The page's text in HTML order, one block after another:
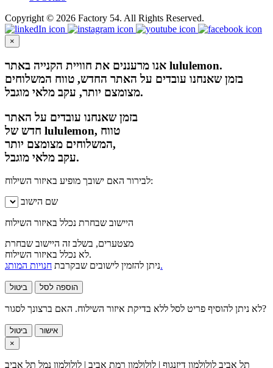
Copyright © 2026 Factory 54. All Rights Reserved.
×
אנו מרעננים את חוויית הקנייה באתר lululemon.
בזמן שאנחנו עובדים על האתר החדש, טווח המשלוחים
מצומצם יותר, עקב מלאי מוגבל.
בזמן שאנחנו עובדים על האתר
חדש של lululemon, טווח
המשלוחים מצומצם יותר,
עקב מלאי מוגבל.
לבירור האם ישובך מופיע באיזור השילוח:
שם הישוב
היישוב שבחרת נכלל באיזור השילוח
מצטערים, בשלב זה היישוב שבחרת
לא נכלל באיזור השילוח.
ניתן להזמין לישובים שבקרבתחנויות המותג.
ביטול הוספה לסל
לא ניתן להוסיף פריט לסל ללא בדיקת איזור השילוח. האם ברצונך לסגור?
ביטול
אישור
×
תל אביב לולולמון דיזנגוף | לולולמון רמת אביב | לולולמון נמל תל אביב